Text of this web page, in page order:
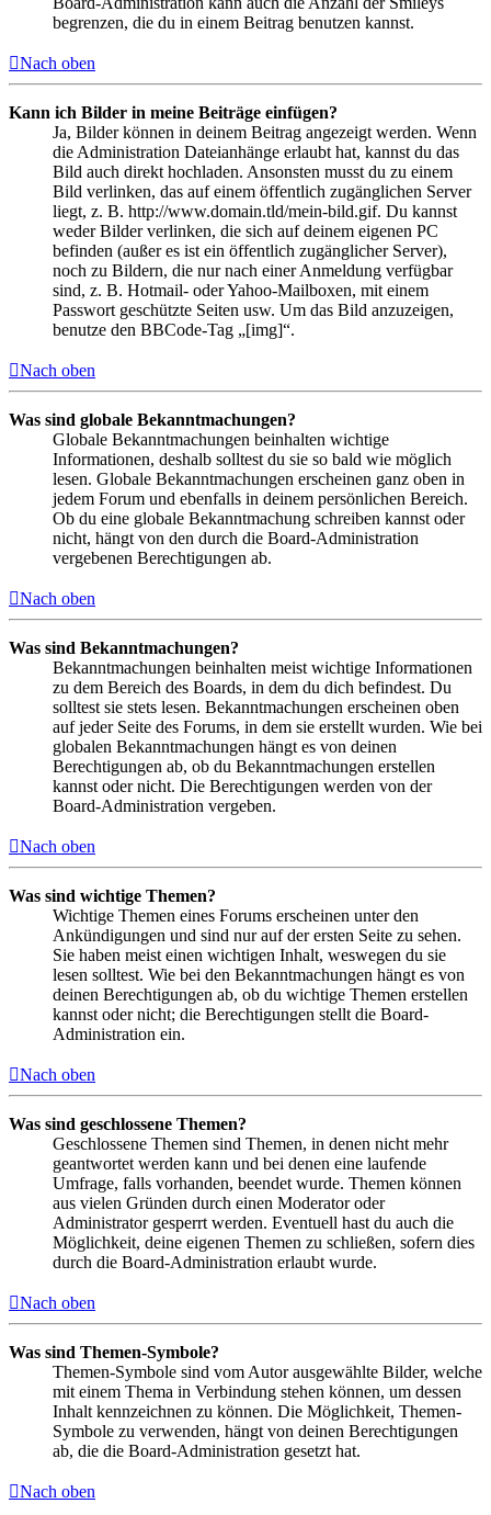
begrenzen, die du in einem Beitrag benutzen kannst.
Nach oben
Kann ich Bilder in meine Beiträge einfügen?
Ja, Bilder können in deinem Beitrag angezeigt werden. Wenn
die Administration Dateianhänge erlaubt hat, kannst du das
Bild auch direkt hochladen. Ansonsten musst du zu einem
Bild verlinken, das auf einem öffentlich zugänglichen Server
liegt, z. B. http://www.domain.tld/mein-bild.gif. Du kannst
weder Bilder verlinken, die sich auf deinem eigenen PC
befinden (außer es ist ein öffentlich zugänglicher Server),
noch zu Bildern, die nur nach einer Anmeldung verfügbar
sind, z. B. Hotmail- oder Yahoo-Mailboxen, mit einem
Passwort geschützte Seiten usw. Um das Bild anzuzeigen,
benutze den BBCode-Tag „[img]“.
Nach oben
Was sind globale Bekanntmachungen?
Globale Bekanntmachungen beinhalten wichtige
Informationen, deshalb solltest du sie so bald wie möglich
lesen. Globale Bekanntmachungen erscheinen ganz oben in
jedem Forum und ebenfalls in deinem persönlichen Bereich.
Ob du eine globale Bekanntmachung schreiben kannst oder
nicht, hängt von den durch die Board-Administration
vergebenen Berechtigungen ab.
Nach oben
Was sind Bekanntmachungen?
Bekanntmachungen beinhalten meist wichtige Informationen
zu dem Bereich des Boards, in dem du dich befindest. Du
solltest sie stets lesen. Bekanntmachungen erscheinen oben
auf jeder Seite des Forums, in dem sie erstellt wurden. Wie bei
globalen Bekanntmachungen hängt es von deinen
Berechtigungen ab, ob du Bekanntmachungen erstellen
kannst oder nicht. Die Berechtigungen werden von der
Board-Administration vergeben.
Nach oben
Was sind wichtige Themen?
Wichtige Themen eines Forums erscheinen unter den
Ankündigungen und sind nur auf der ersten Seite zu sehen.
Sie haben meist einen wichtigen Inhalt, weswegen du sie
lesen solltest. Wie bei den Bekanntmachungen hängt es von
deinen Berechtigungen ab, ob du wichtige Themen erstellen
kannst oder nicht; die Berechtigungen stellt die Board-
Administration ein.
Nach oben
Was sind geschlossene Themen?
Geschlossene Themen sind Themen, in denen nicht mehr
geantwortet werden kann und bei denen eine laufende
Umfrage, falls vorhanden, beendet wurde. Themen können
aus vielen Gründen durch einen Moderator oder
Administrator gesperrt werden. Eventuell hast du auch die
Möglichkeit, deine eigenen Themen zu schließen, sofern dies
durch die Board-Administration erlaubt wurde.
Nach oben
Was sind Themen-Symbole?
Themen-Symbole sind vom Autor ausgewählte Bilder, welche
mit einem Thema in Verbindung stehen können, um dessen
Inhalt kennzeichnen zu können. Die Möglichkeit, Themen-
Symbole zu verwenden, hängt von deinen Berechtigungen
ab, die die Board-Administration gesetzt hat.
Nach oben